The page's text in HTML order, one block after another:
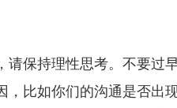
请保持理性思考。不要过
比如你们的沟通是否出